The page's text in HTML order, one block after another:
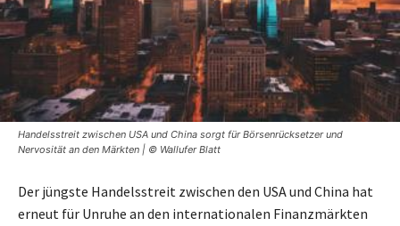
Handelsstreit zwischen USA und China sorgt für Börsenrücksetzer und
Nervosität an den Märkten | © Wallufer Blatt
Der jüngste Handelsstreit zwischen den USA und China hat
erneut für Unruhe an den internationalen Finanzmärkten